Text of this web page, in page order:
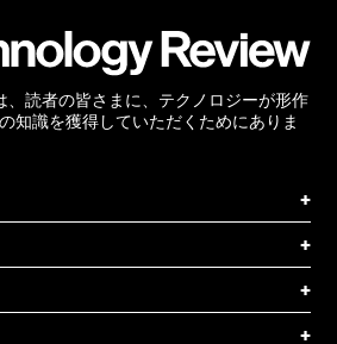
、読者の皆さまに、テクノロジーが形作
知識を獲得していただくためにありま
+
+
+
+